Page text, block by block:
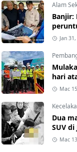
Alam
Banjir:
Jan
hari
Mac
Dua
SUV di
Mac